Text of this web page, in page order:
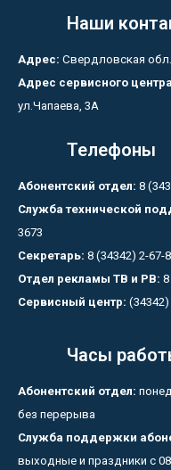
Наши
Адрес: Свердловская
Адрес сервисного
ул.Чапаева, 3А
Телефоны
Абонентский отдел: 8
Служба технической
3673
Секретарь: 8 (34342) 2-67-
Отдел рекламы ТВ и РВ:
Сервисный центр: (34342)
Часы
Абонентский отдел:
без перерыва
Служба поддержки
выходные и праздники с